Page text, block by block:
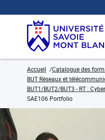
Accueil Catalogue des
BUT Réseaux et
BUT1/BUT2/BUT3 - RT :
SAE106 Portfolio